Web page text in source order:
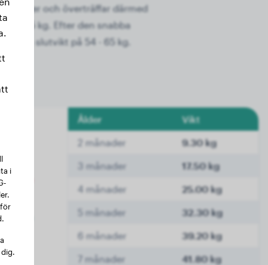
ålder och överträffar därmed
35,5 kg. Efter den snabba
en slutvikt på 54 - 65 kg.
Ålder Vikt
2 månader 9.30 kg
3 månader 17.50 kg
4 månader 25.00 kg
5 månader 32.30 kg
6 månader 39.20 kg
7 månader 41.80 kg
i